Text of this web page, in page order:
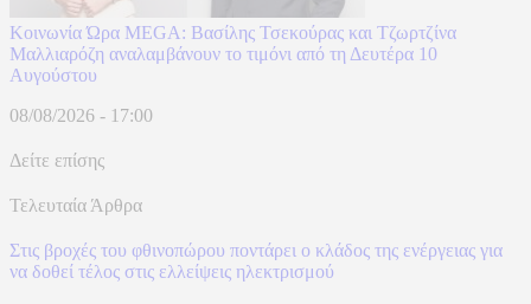
Κοινωνία Ώρα MEGA: Βασίλης Τσεκούρας και Τζωρτζίνα
Μαλλιαρόζη αναλαμβάνουν το τιμόνι από τη Δευτέρα 10
Αυγούστου
08/08/2026 - 17:00
Δείτε επίσης
Τελευταία Άρθρα
Στις βροχές του φθινοπώρου ποντάρει ο κλάδος της ενέργειας για
να δοθεί τέλος στις ελλείψεις ηλεκτρισμού